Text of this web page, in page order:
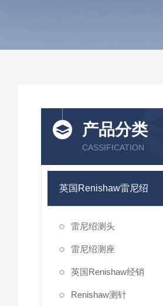
产品分类
CASSIFICATION
英国Renishaw雷尼绍
雷尼绍测头
雷尼绍测座
英国Renishaw经销
Renishaw测针